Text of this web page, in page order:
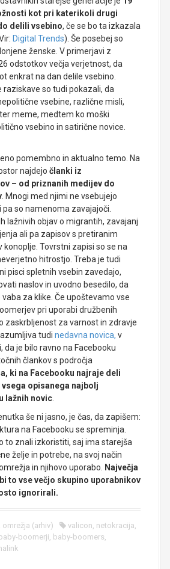
kot pri katerikoli drugi
delili vsebino, če se bo ta izkazala
Digital Trends). Še posebej so
ženske. V primerjavi z
odstotkov večja verjetnost, da
enkrat na dan delile vsebino.
raziskave so tudi pokazali, da
vsebine, različne misli,
meme, medtem ko moški
vsebino in satirične novice.
pomembno in aktualno temo. Na
najdejo članki iz
– od priznanih medijev do
. Mnogi med njimi ne vsebujejo
so namenoma zavajajoči.
lažnivih objav o migrantih, zavajanj
ali pa zapisov s pretiranim
konoplje. Tovrstni zapisi so se na
hitrostjo. Treba je tudi
pisci spletnih vsebin zavedajo,
naslov in uvodno besedilo, da
za klike. Če upoštevamo vse
pri uporabi družbenih
zaskrbljenost za varnost in zdravje
tudi nedavna novica, v
da je bilo ravno na Facebooku
člankov s področja
ki na Facebooku najraje deli
opisanega najbolj
lažnih novic
še ni jasno, je čas, da zapišem:
na Facebooku se spreminja.
to znali izkoristiti, saj ima starejša
želje in potrebe, na svoj način
in njihovo uporabo.
Največja
to vse večjo skupino uporabnikov
ignorirali.
omrežja (arhiv) valicon netokracija
baby-boomerji baby-boomers